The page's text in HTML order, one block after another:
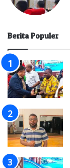
Berita Populer